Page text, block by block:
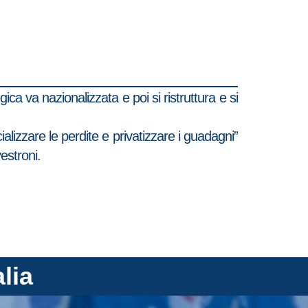
va nazionalizzata e poi si ristruttura e si
le perdite e privatizzare i guadagni”